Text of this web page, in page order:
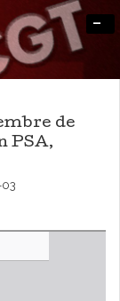
-
de
PSA,
03